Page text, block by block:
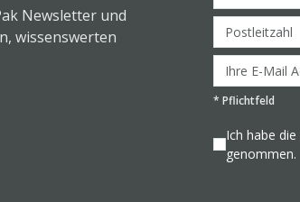
Newsletter und
wissenswerten
* Pflichtfeld
Ich habe die
genommen.